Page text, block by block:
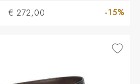
€ 272,00 -15%